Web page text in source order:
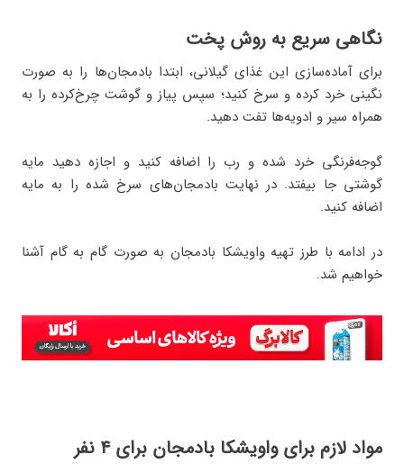
نگاهی سریع به روش پخت
برای آماده‌سازی این غذای گیلانی، ابتدا بادمجان‌ها را به صورت
نگینی خرد کرده و سرخ کنید؛ سپس پیاز و گوشت چرخ‌کرده را به
همراه سیر و ادویه‌ها تفت دهید.
گوجه‌فرنگی خرد شده و رب را اضافه کنید و اجازه دهید مایه
گوشتی جا بیفتد. در نهایت بادمجان‌های سرخ شده را به مایه
اضافه کنید.
در ادامه با طرز تهیه واویشکا بادمجان به صورت گام به گام آشنا
خواهیم شد.
مواد لازم برای واویشکا بادمجان برای ۴ نفر